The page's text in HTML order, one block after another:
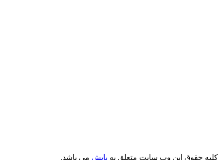
حقوق این وب سایت متعلق بهپایشمی باشد.